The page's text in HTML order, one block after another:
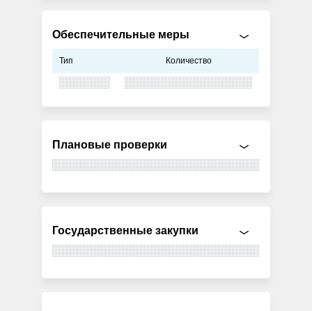
Обеспечительные меры
Тип Количество
Плановые проверки
Государственные закупки